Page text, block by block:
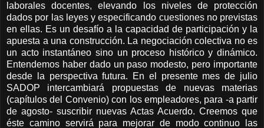
laborales docentes, elevando los niveles de protección
dados por las leyes y especificando cuestiones no previstas
en ellas. Es un desafío a la capacidad de participación y la
apuesta a una construcción. La negociación colectiva no es
un acto instantáneo sino un proceso histórico y dinámico.
Entendemos haber dado un paso modesto, pero importante
desde la perspectiva futura. En el presente mes de julio
SADOP intercambiará propuestas de nuevas materias
(capítulos del Convenio) con los empleadores, para -a partir
de agosto- suscribir nuevas Actas Acuerdo. Creemos que
éste camino servirá para mejorar de modo continuo las